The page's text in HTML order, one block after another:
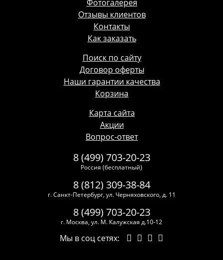
Фотогалерея
Отзывы клиентов
Контакты
Как заказать
Поиск по сайту
Договор оферты
Наши гарантии качества
Корзина
Карта сайта
Акции
Вопрос-ответ
8 (499) 703-20-23
Россия (бесплатный)
8 (812) 309-38-84
г. Санкт-Петербург, ул. Черняховского, д. 11
8 (499) 703-20-23
г. Москва, ул. М. Калужская д.10-12
Мы в соц сетях: